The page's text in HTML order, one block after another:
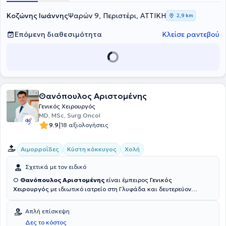
μαστού. Μετεκπαιδεύτηκε στη χειρουργική ογκολογία και στις
σύνθετες κοιλιακές επεμβάσεις στις ΗΠΑ (Νέα Υόρκη) και στην
Ολλανδία (Άμστερνταμ), αποκτώντας σημαντική διεθνή χειρουργική
εμπειρία. Έχει διατελέσει Διευθυντής Χειρουργικού Τομέα μεγάλων
ιδιωτικών κλινικών, παρέχοντας υψηλού επιπέδου εξατομικευμένη
Κοζώνης ΙωάννηςΨαρών 9, Περιστέρι, ΑΤΤΙΚΗ 2,9 km
Επόμενη διαθεσιμότητα Κλείσε ραντεβού
Θανόπουλος Αριστομένης
Γενικός Χειρουργός
MD, MSc, Surg.Oncol
9.9|18 αξιολογήσεις
Αιμορροΐδες Κύστη κόκκυγος Χολή
Σχετικά με τον ειδικό
Ο Θανόπουλος Αριστομένης είναι έμπειρος Γενικός
Χειρουργός με ιδιωτικό ιατρείο στη Γλυφάδα και δευτερεύον
Πανεπιστημίου Κρήτης και κάτοχος
στη Χειρουργική Ογκολογία
Απλή επίσκεψη
Δες το κόστος